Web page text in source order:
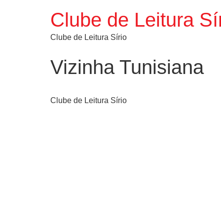
Clube de Leitura
Clube de Leitura Sírio
Vizinha Tunisiana
Clube de Leitura Sírio